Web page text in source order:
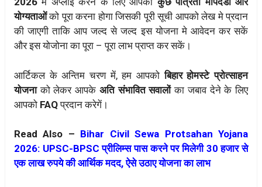
योग्यताओंको पूरा करना होगा जिसकी पूरी सूची आपको लेख मे प्रदान
की जाएगी ताकि आप जल्द से जल्द इस योजना मे आवेदन कर सकें
और इस योजोना का पूरा – पूरा लाभ प्राप्त कर सकें।
आर्टिकल के अन्तिम चरण में, हम आपकोबिहार होमस्टे प्रोत्साहन
योजनाको लेकर आपके अति संभावित सवालोंका जबाव देने के लिए
आपको FAQप्रदान करेगें।
Read Also – Bihar Civil Sewa Protsahan Yojana
2026: UPSC-BPSC प्रीलिम्स पास करने पर मिलेगी 30 हजार से
एक लाख रुपये की आर्थिक मदद, ऐसे उठाए योजना का लाभ